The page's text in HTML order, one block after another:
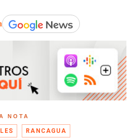
NOTA
RANCAGUA